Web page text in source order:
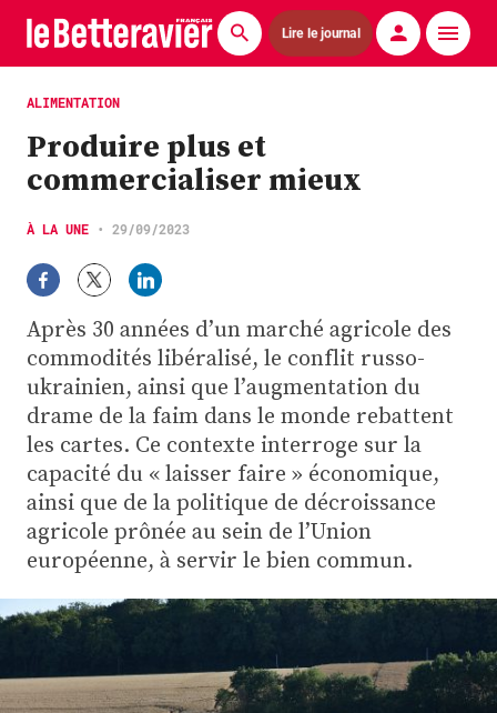
Lire le journal
Actualités
Économie
Agronomie
Matériels
La technique ITB
Pommes de terre
Guides pratiques
Chasse
Plus
ALIMENTATION
Produire plus et
commercialiser mieux
À LA UNE • 29/09/2023
Après 30 années d’un marché agricole des
commodités libéralisé, le conflit russo-
ukrainien, ainsi que l’augmentation du
drame de la faim dans le monde rebattent
les cartes. Ce contexte interroge sur la
capacité du « laisser faire » économique,
ainsi que de la politique de décroissance
agricole prônée au sein de l’Union
européenne, à servir le bien commun.